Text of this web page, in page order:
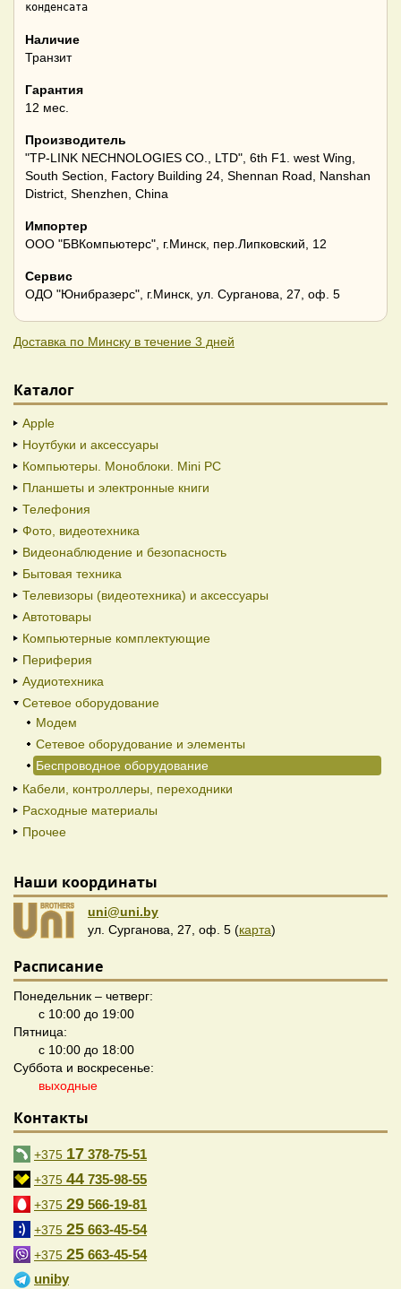
конденсата
Наличие
Транзит
Гарантия
12 мес.
Производитель
"TP-LINK NECHNOLOGIES CO., LTD", 6th F1. west Wing,
South Section, Factory Building 24, Shennan Road, Nanshan
District, Shenzhen, China
Импортер
ООО "БВКомпьютерс", г.Минск, пер.Липковский, 12
Сервис
ОДО "Юнибразерс", г.Минск, ул. Сурганова, 27, оф. 5
Доставка по Минску в течение 3 дней
Каталог
Apple
Ноутбуки и аксессуары
Компьютеры. Моноблоки. Mini PC
Планшеты и электронные книги
Телефония
Фото, видеотехника
Видеонаблюдение и безопасность
Бытовая техника
Телевизоры (видеотехника) и аксессуары
Автотовары
Компьютерные комплектующие
Периферия
Аудиотехника
Сетевое оборудование
Модем
Сетевое оборудование и элементы
Беспроводное оборудование
Кабели, контроллеры, переходники
Расходные материалы
Прочее
Наши координаты
uni@uni.by
ул. Сурганова, 27, оф. 5 (карта)
Расписание
Понедельник – четверг:
с 10:00 до 19:00
Пятница:
с 10:00 до 18:00
Суббота и воскресенье:
выходные
Контакты
+375 17 378-75-51
+375 44 735-98-55
+375 29 566-19-81
+375 25 663-45-54
+375 25 663-45-54
uniby